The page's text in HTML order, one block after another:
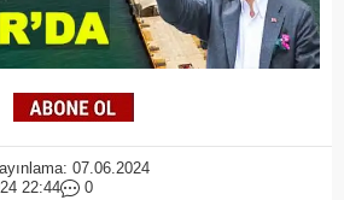
07.06.2024
22:44
0